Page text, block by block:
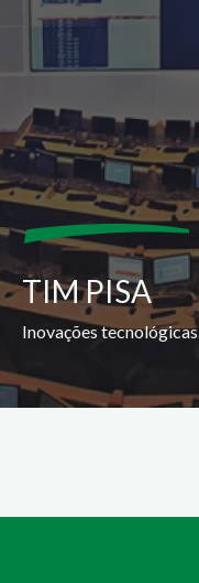
TIM PISA
Inovações tecnológicas.